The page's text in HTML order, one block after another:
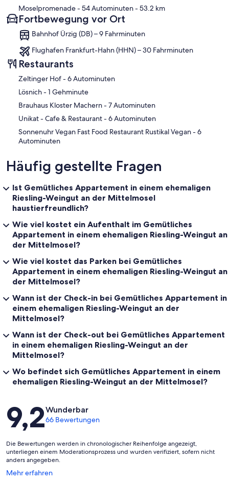
Moselpromenade- 54 Autominuten- 53.2 km
Fortbewegung vor Ort
Bahnhof Ürzig (DB) – 9 Fahrminuten
Flughafen Frankfurt-Hahn (HHN) – 30 Fahrminuten
Restaurants
‪Zeltinger Hof - ‬6 Autominuten
‪Lösnich - ‬1 Gehminute
‪Brauhaus Kloster Machern - ‬7 Autominuten
‪Unikat - Cafe & Restaurant - ‬6 Autominuten
‪Sonnenuhr Vegan Fast Food Restaurant Rustikal Vegan - ‬6
Autominuten
Häufig gestellte Fragen
Ist Gemütliches Appartement in einem ehemaligen
Riesling-Weingut an der Mittelmosel
haustierfreundlich?
Wie viel kostet ein Aufenthalt im Gemütliches
Appartement in einem ehemaligen Riesling-Weingut an
der Mittelmosel?
Wie viel kostet das Parken bei Gemütliches
Appartement in einem ehemaligen Riesling-Weingut an
der Mittelmosel?
Wann ist der Check-in bei Gemütliches Appartement in
einem ehemaligen Riesling-Weingut an der
Mittelmosel?
Wann ist der Check-out bei Gemütliches Appartement
in einem ehemaligen Riesling-Weingut an der
Mittelmosel?
Wo befindet sich Gemütliches Appartement in einem
ehemaligen Riesling-Weingut an der Mittelmosel?
Bewertungen
9,2Wunderbar
66 Bewertungen
Die Bewertungen werden in chronologischer Reihenfolge angezeigt,
unterliegen einem Moderationsprozess und wurden verifiziert, sofern nicht
anders angegeben.
Mehr erfahren
Wird